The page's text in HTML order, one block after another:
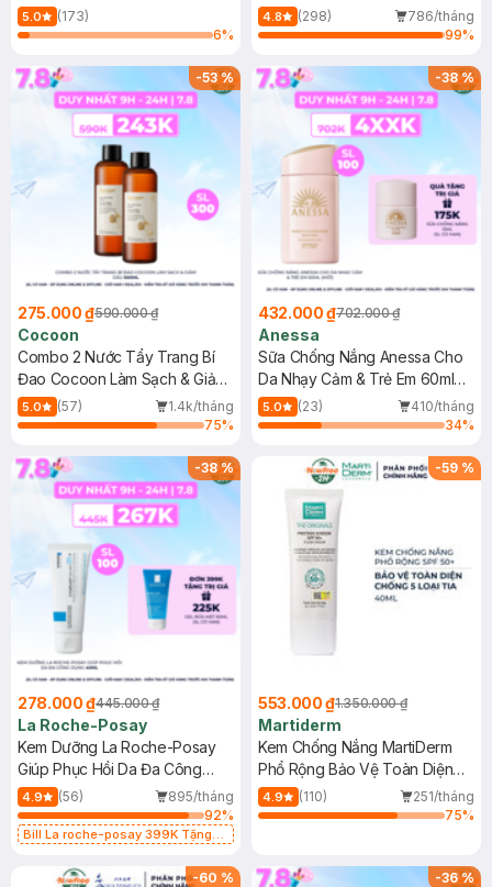
150ml
5.0
(173)
6%
4.8 (298)
786/tháng
99%
-53%
275.000 ₫590.000 ₫
Cocoon
Combo 2 Nước Tẩy Trang Bí
Đao Cocoon Làm Sạch & Giảm
Dầu 500ml
5.0 (57)
1.4k/tháng
75%
-38%
432.000 ₫702.000 ₫
Anessa
Sữa Chống Nắng Anessa Cho
Da Nhạy Cảm & Trẻ Em 60ml
(Mới)
5.0 (23)
410/tháng
34%
-38%
278.000 ₫445.000 ₫
La Roche-Posay
Kem Dưỡng La Roche-Posay
Giúp Phục Hồi Da Đa Công
Dụng 40ml
4.9 (56)
895/tháng
92%
Bill La roche-posay 399K Tặng
(SL có hạn)
-59 %
553.000 ₫1.350.000 ₫
Martiderm
Kem Chống Nắng MartiDerm
Phổ Rộng Bảo Vệ Toàn Diện
40ml
4.9 (110)
251/tháng
75%
-60 % -36%